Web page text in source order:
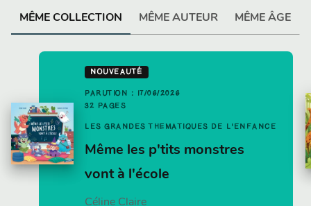
MÊME COLLECTION MÊME AUTEUR MÊME ÂGE
NOUVEAUTÉ
PARUTION : 17/06/2026
32 PAGES
LES GRANDES THÉMATIQUES DE L'ENFANCE
Même les p'tits monstres
vont à l'école
Céline Claire